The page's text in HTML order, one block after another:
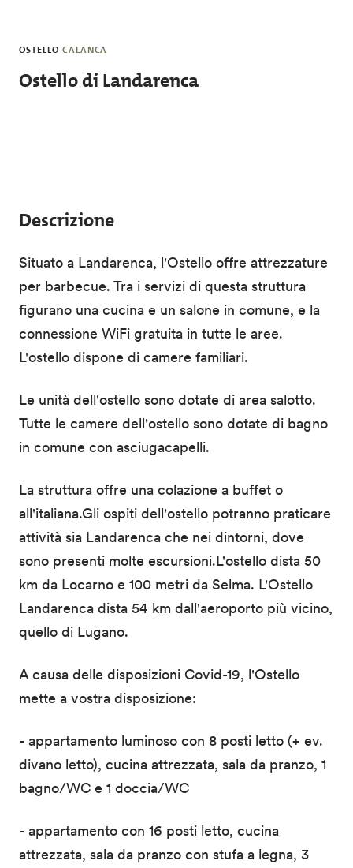
OSTELLO CALANCA
Ostello di Landarenca
Descrizione
Situato a Landarenca, l'Ostello offre attrezzature
per barbecue. Tra i servizi di questa struttura
figurano una cucina e un salone in comune, e la
connessione WiFi gratuita in tutte le aree.
L'ostello dispone di camere familiari.
Le unità dell'ostello sono dotate di area salotto.
Tutte le camere dell'ostello sono dotate di bagno
in comune con asciugacapelli.
La struttura offre una colazione a buffet o
all'italiana.Gli ospiti dell'ostello potranno praticare
attività sia Landarenca che nei dintorni, dove
sono presenti molte escursioni.L'ostello dista 50
km da Locarno e 100 metri da Selma. L'Ostello
Landarenca dista 54 km dall'aeroporto più vicino,
quello di Lugano.
A causa delle disposizioni Covid-19, l'Ostello
mette a vostra disposizione:
- appartamento luminoso con 8 posti letto (+ ev.
divano letto), cucina attrezzata, sala da pranzo, 1
bagno/WC e 1 doccia/WC
- appartamento con 16 posti letto, cucina
attrezzata, sala da pranzo con stufa a legna, 3